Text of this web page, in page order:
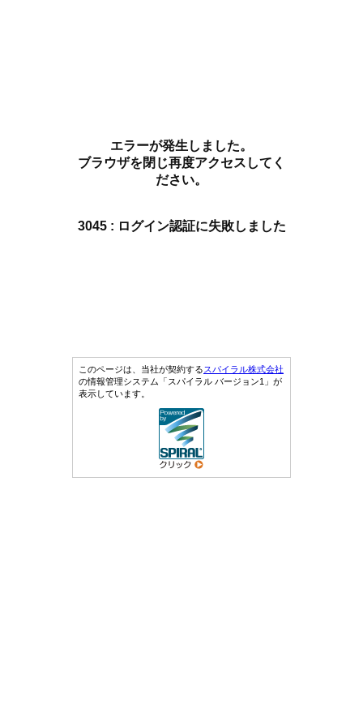
エラーが発生しました。
ブラウザを閉じ再度アクセスしてく
ださい。
3045 : ログイン認証に失敗しました
このページは、当社が契約するスパイラル株式会社
の情報管理システム「スパイラル バージョン1」が
表示しています。